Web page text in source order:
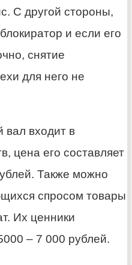
С другой стороны,
и если его
снятие
для него не
вал входит в
цена его составляет
Также можно
спросом товары
Их ценники
– 7 000 рублей.